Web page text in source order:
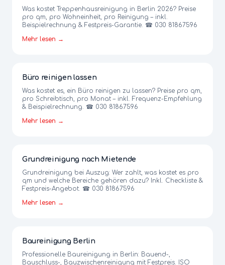
Was kostet Treppenhausreinigung in Berlin 2026? Preise
pro qm, pro Wohneinheit, pro Reinigung – inkl.
Beispielrechnung & Festpreis-Garantie. ☎ 030 81867596
Mehr lesen →
Büro reinigen lassen
Was kostet es, ein Büro reinigen zu lassen? Preise pro qm,
pro Schreibtisch, pro Monat – inkl. Frequenz-Empfehlung
& Beispielrechnung. ☎ 030 81867596
Mehr lesen →
Grundreinigung nach Mietende
Grundreinigung bei Auszug: Wer zahlt, was kostet es pro
qm und welche Bereiche gehören dazu? Inkl. Checkliste &
Festpreis-Angebot. ☎ 030 81867596
Mehr lesen →
Baureinigung Berlin
Professionelle Baureinigung in Berlin: Bauend-,
Bauschluss-, Bauzwischenreinigung mit Festpreis. ISO